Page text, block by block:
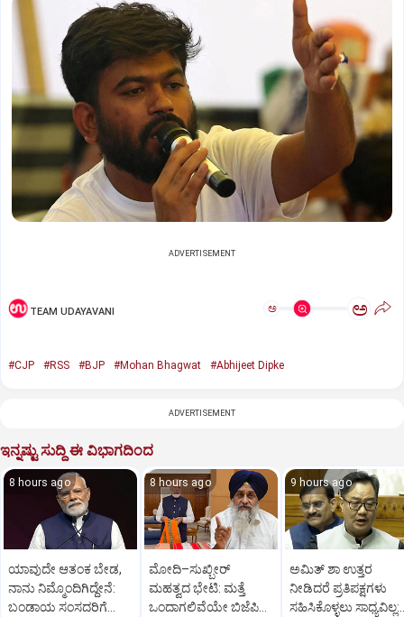
ADVERTISEMENT
TEAM UDAYAVANI ಅ ಅ
#CJP #RSS #BJP #Mohan Bhagwat #Abhijeet Dipke
ADVERTISEMENT
ಇನ್ನಷ್ಟು ಸುದ್ದಿ ಈ ವಿಭಾಗದಿಂದ
8 hours ago
ಯಾವುದೇ ಆತಂಕ ಬೇಡ,
ನಾನು ನಿಮ್ಮೊಂದಿಗಿದ್ದೇನೆ:
ಬಂಡಾಯ ಸಂಸದರಿಗೆ
8 hours ago
ಮೋದಿ–ಸುಖ್ಬೀರ್
ಮಹತ್ವದ ಭೇಟಿ: ಮತ್ತೆ
ಒಂದಾಗಲಿವೆಯೇ ಬಿಜೆಪಿ–
9 hours ago
ಅಮಿತ್ ಶಾ ಉತ್ತರ
ನೀಡಿದರೆ ಪ್ರತಿಪಕ್ಷಗಳು
ಸಹಿಸಿಕೊಳ್ಳಲು ಸಾಧ್ಯವಿಲ್ಲ: